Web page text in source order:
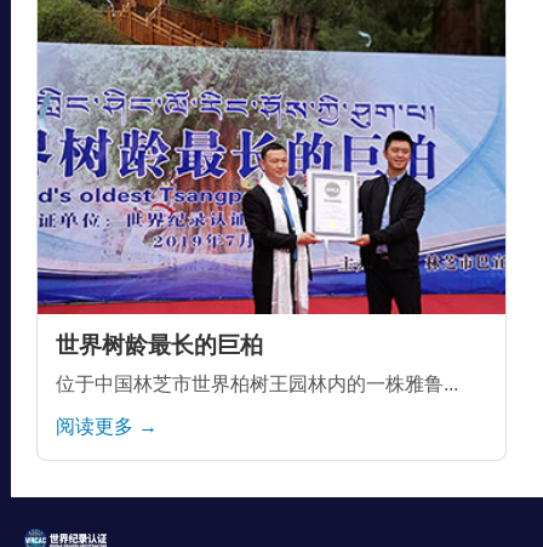
世界树龄最长的巨柏
位于中国林芝市世界柏树王园林内的一株雅鲁...
阅读更多 →